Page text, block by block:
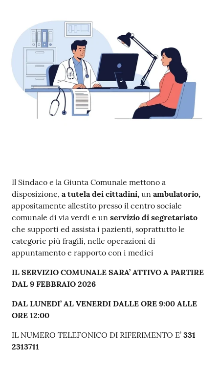
d
l
o
s
c
c
i
Tutti
argomenti...
Contenuto
Il Sindaco e la Giunta Comunale mettono a
disposizione, a tutela dei cittadini, un ambulatorio,
appositamente allestito presso il centro sociale
comunale di via verdi e un servizio di segretariato
che supporti ed assista i pazienti, soprattutto le
categorie più fragili, nelle operazioni di
appuntamento e rapporto con i medici
IL SERVIZIO COMUNALE SARA’ ATTIVO A PARTIRE
DAL 9 FEBBRAIO 2026
DAL LUNEDI’ AL VENERDI DALLE ORE 9:00 ALLE
ORE 12:00
IL NUMERO TELEFONICO DI RIFERIMENTO E’ 331
2313711